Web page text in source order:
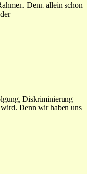
Denn allein schon
Diskriminierung
Denn wir haben uns